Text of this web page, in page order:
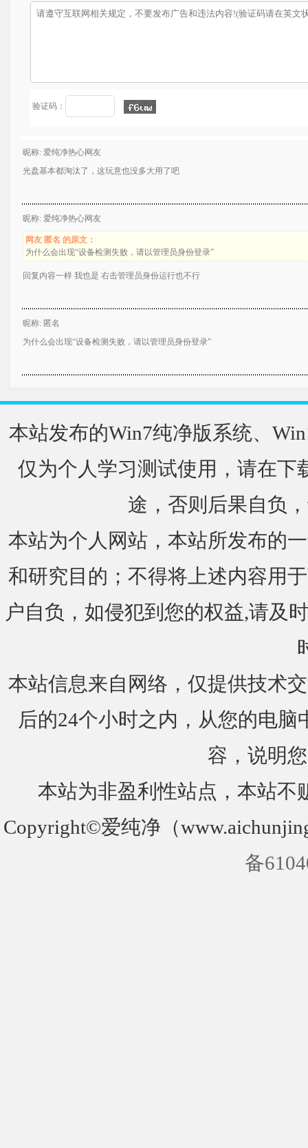
验证码：
昵称: 爱纯净热心网友
光盘基本都淘汰了，这玩意也没多大用了吧
昵称: 爱纯净热心网友
网友 匿名 的原文：
为什么会出现“设备检测失败，请以管理员身份登录”
回复内容一样 我也是 右击管理员身份运行也不行
昵称: 匿名
为什么会出现“设备检测失败，请以管理员身份登录”
本站发布的Win7纯净版系统、
仅为个人学习测试使用，请在下
途，否则后果自负
本站为个人网站，本站所发布的
和研究目的；不得将上述内容用
户自负，如侵犯到您的权益,请及
本站信息来自网络，仅提供技术
后的24个小时之内，从您的电
容，说明
本站为非盈利性站点，本站不
Copyright©爱纯净（
备